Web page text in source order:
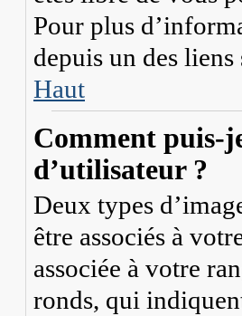
Pour plus
depuis un des
Haut
Comment puis-
d’utilisateur ?
Deux types
être associés à
associée à votre
ronds, qui